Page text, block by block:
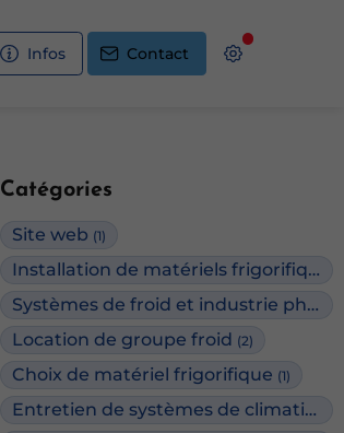
Infos Contact
Catégories
Site web (1)
Installation de matériels frigorifiques
Systèmes de froid et industrie pharmaceutique
Location de groupe froid (2)
Choix de matériel frigorifique (1)
Entretien de systèmes de climatisation